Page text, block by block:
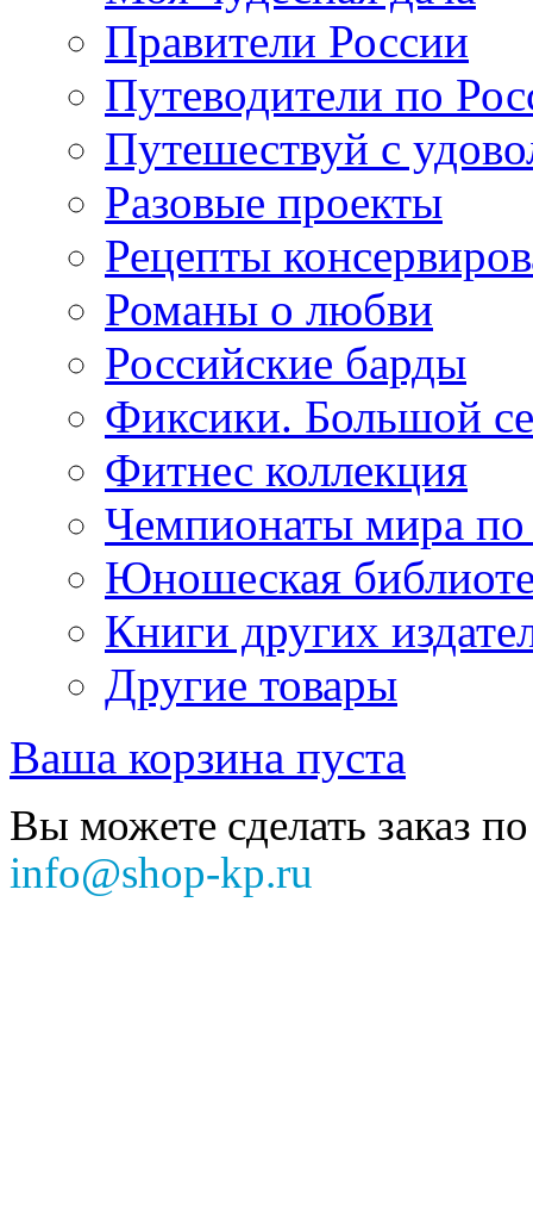
Правители России
Путеводители по
Путешествуй с
Разовые проекты
Рецепты
Романы о любви
Российские барды
Фиксики. Большой
Фитнес коллекция
Чемпионаты мира по
Юношеская
Книги других
Другие товары
Ваша корзина пуста
Вы можете сделать заказ
info@shop-kp.ru